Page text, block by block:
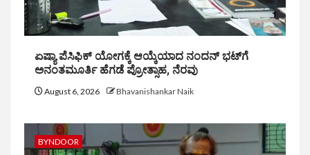
ಏಷ್ಯಾ ಪೆಸಿಫಿಕ್ ಯೋಗಕ್ಕೆ ಆಯ್ಕೆಯಾದ ನಂದನ್ ಭಟ್‌ಗೆ
ಅನಂತಮೂರ್ತಿ ಹೆಗಡೆ ಪ್ರೋತ್ಸಾಹ, ನೆರವು
August 6, 2026 Bhavanishankar Naik
BYNDOOR